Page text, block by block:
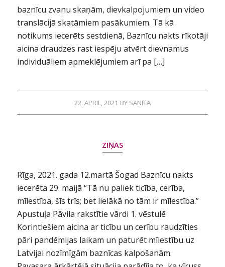
baznīcu zvanu skaņām, dievkalpojumiem un video
translācijā skatāmiem pasākumiem. Tā kā
notikums iecerēts sestdienā, Baznīcu nakts rīkotāji
aicina draudzes rast iespēju atvērt dievnamus
individuāliem apmeklējumiem arī pa […]
22. APRIL, 2021 BY SANITA
ZIŅAS
Rīga, 2021. gada 12.martā Šogad Baznīcu nakts
iecerēta 29. maijā “Tā nu paliek ticība, cerība,
mīlestība, šīs trīs; bet lielākā no tām ir mīlestība.”
Apustuļa Pāvila rakstītie vārdi 1. vēstulē
Korintiešiem aicina ar ticību un cerību raudzīties
pāri pandēmijas laikam un paturēt mīlestību uz
Latvijai nozīmīgām baznīcas kalpošanām.